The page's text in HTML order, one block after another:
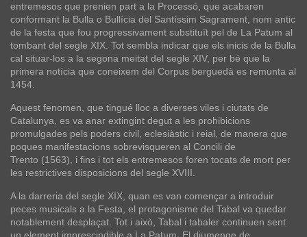
entremesos que prenien part a la Processó, que acabaren
conformant la Bulla o Bullícia del Santíssim Sagrament, nom antic
de la festa que fou progressivament substituït pel de La Patum al
tombant del segle XIX. Tot sembla indicar que els inicis de la Bulla
cal situar-los a la segona meitat del segle XIV, per bé que la
primera notícia que coneixem del Corpus berguedà es remunta al
1454.
Aquest fenomen, que tingué lloc a diverses viles i ciutats de
Catalunya, es va anar extingint degut a les prohibicions
promulgades pels poders civil, eclesiàstic i reial, de manera que
poques manifestacions sobrevisqueren al Concili de
Trento (1563), i fins i tot els entremesos foren tocats de mort per
les restrictives disposicions del segle XVIII.
A la darreria del segle XIX, quan es van començar a introduir
peces musicals a la Festa, el protagonisme del Tabal va quedar
notablement desplaçat. Tot i això, Tabal i tabaler continuen sent